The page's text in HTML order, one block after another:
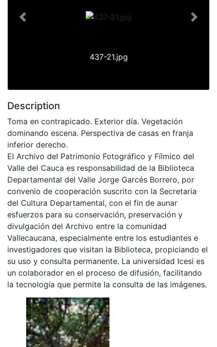
437-21.jpg
Previous Next
Description
Toma en contrapicado. Exterior día. Vegetación
dominando escena. Perspectiva de casas en franja
inferior derecho.
El Archivo del Patrimonio Fotográfico y Fílmico del
Valle del Cauca es responsabilidad de la Biblioteca
Departamental del Valle Jorge Garcés Borrero, por
convenio de cooperación suscrito con la Secretaria
del Cultura Departamental, con el fin de aunar
esfuerzos para su conservación, preservación y
divulgación del Archivo entre la comunidad
Vallecaucana, especialmente entre los estudiantes e
investigadores que visitan la Biblioteca, propiciando el
su uso y consulta permanente. La universidad Icesi es
un colaborador en el proceso de difusión, facilitando
la tecnología que permite la consulta de las imágenes.